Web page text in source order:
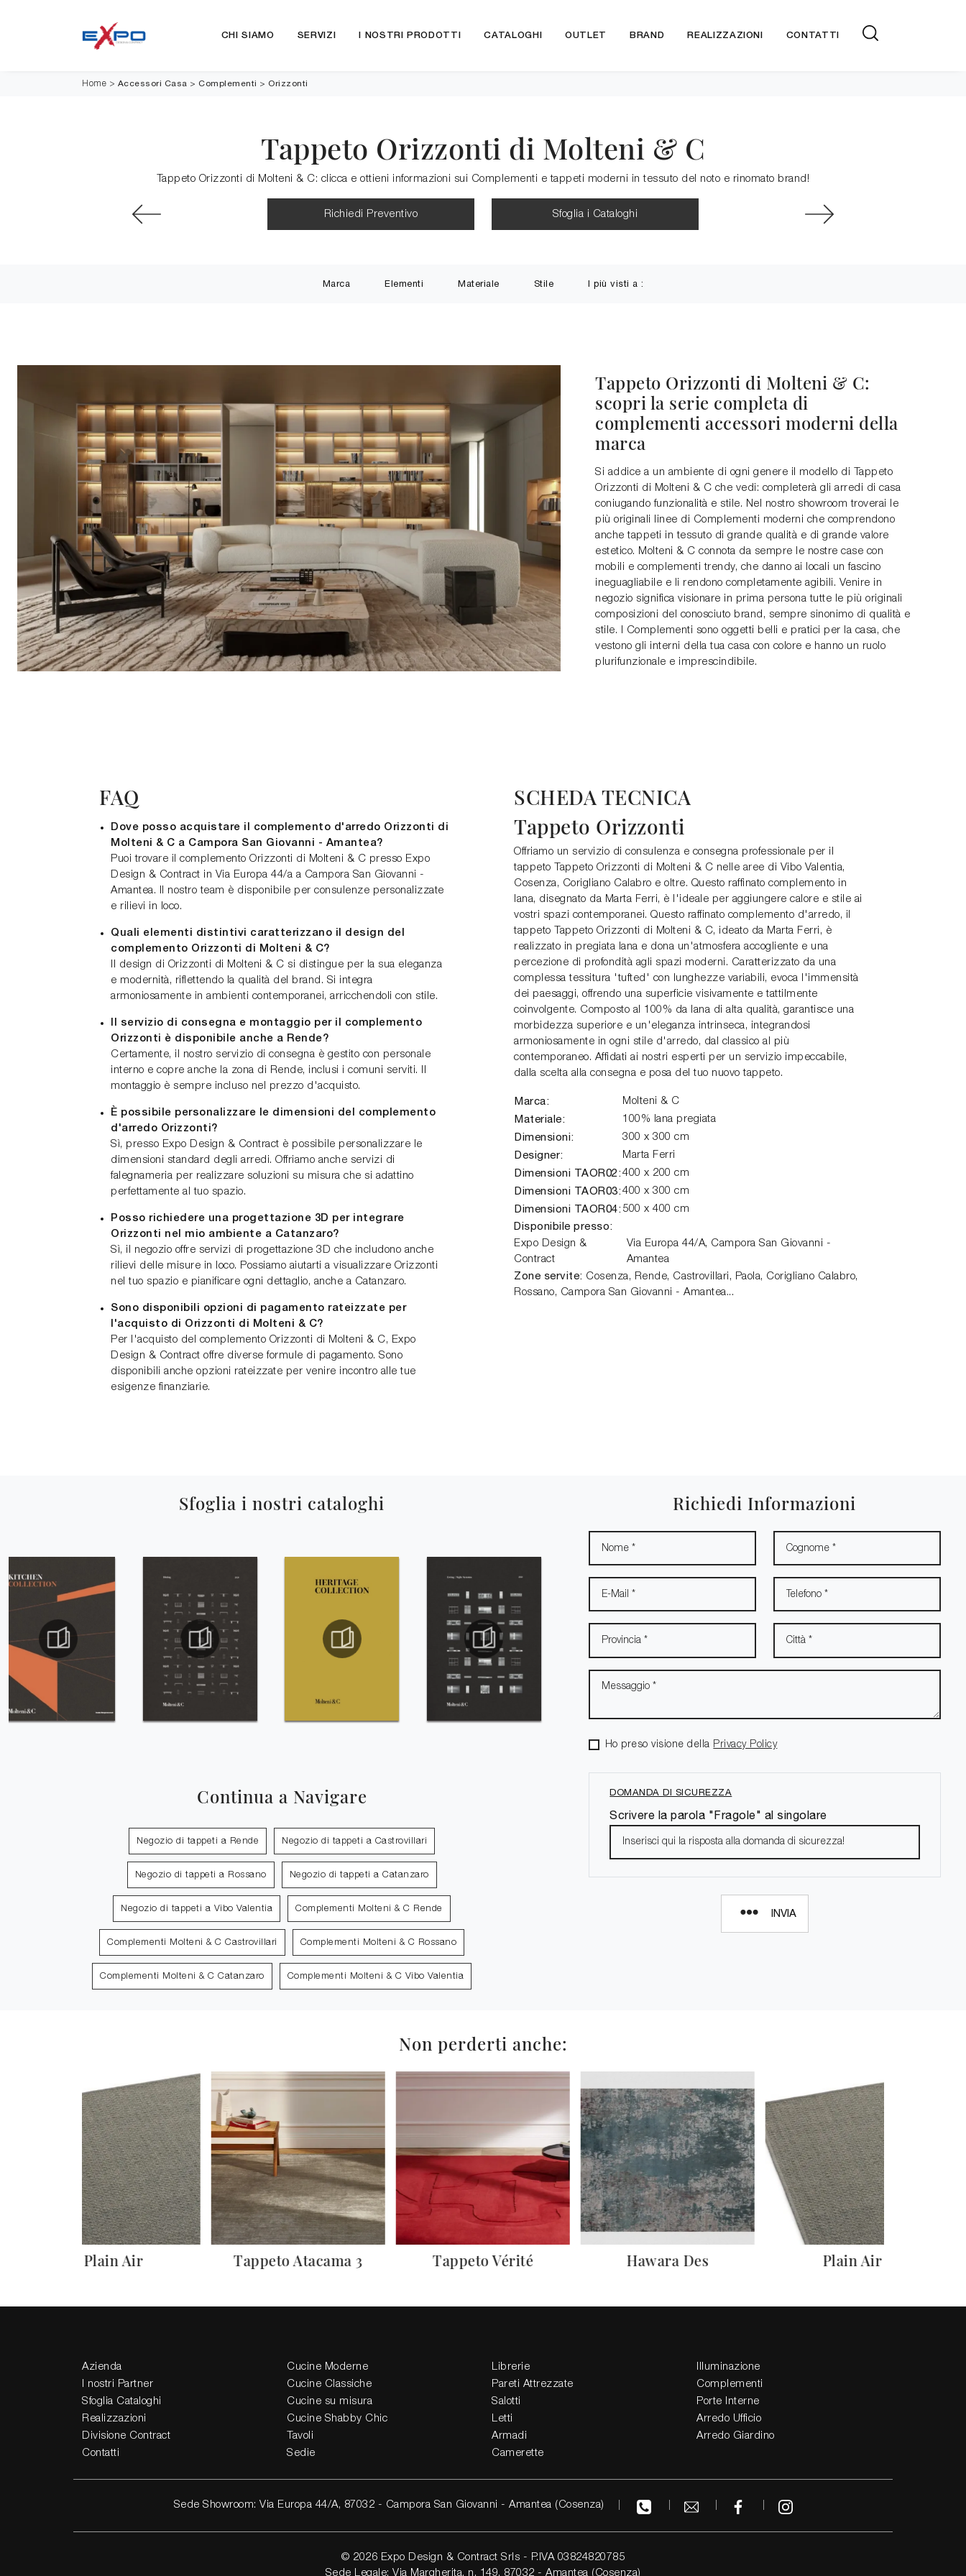
CHI SIAMO SERVIZI I NOSTRI PRODOTTI CATALOGHI OUTLET BRAND REALIZZAZIONI CONTATTI
Home > Accessori Casa > Complementi > Orizzonti
Tappeto Orizzonti di Molteni & C
Tappeto Orizzonti di Molteni & C: clicca e ottieni informazioni sui Complementi e tappeti moderni in tessuto del noto e rinomato brand!
Richiedi Preventivo Sfoglia i Cataloghi
Marca Elementi Materiale Stile I più visti a :
Tappeto Orizzonti di Molteni & C:
scopri la serie completa di
complementi accessori moderni della
marca
Si addice a un ambiente di ogni genere il modello di Tappeto
Orizzonti di Molteni & C che vedi: completerà gli arredi di casa
coniugando funzionalità e stile. Nel nostro showroom troverai le
più originali linee di Complementi moderni che comprendono
anche tappeti in tessuto di grande qualità e di grande valore
estetico. Molteni & C connota da sempre le nostre case con
mobili e complementi trendy, che danno ai locali un fascino
ineguagliabile e li rendono completamente agibili. Venire in
negozio significa visionare in prima persona tutte le più originali
composizioni del conosciuto brand, sempre sinonimo di qualità e
stile. I Complementi sono oggetti belli e pratici per la casa, che
vestono gli interni della tua casa con colore e hanno un ruolo
plurifunzionale e imprescindibile.
FAQ
Dove posso acquistare il complemento d'arredo Orizzonti di
Molteni & C a Campora San Giovanni - Amantea?
Puoi trovare il complemento Orizzonti di Molteni & C presso Expo
Design & Contract in Via Europa 44/a a Campora San Giovanni -
Amantea. Il nostro team è disponibile per consulenze personalizzate
e rilievi in loco.
Quali elementi distintivi caratterizzano il design del
complemento Orizzonti di Molteni & C?
Il design di Orizzonti di Molteni & C si distingue per la sua eleganza
e modernità, riflettendo la qualità del brand. Si integra
armoniosamente in ambienti contemporanei, arricchendoli con stile.
Il servizio di consegna e montaggio per il complemento
Orizzonti è disponibile anche a Rende?
Certamente, il nostro servizio di consegna è gestito con personale
interno e copre anche la zona di Rende, inclusi i comuni serviti. Il
montaggio è sempre incluso nel prezzo d'acquisto.
È possibile personalizzare le dimensioni del complemento
d'arredo Orizzonti?
Sì, presso Expo Design & Contract è possibile personalizzare le
dimensioni standard degli arredi. Offriamo anche servizi di
falegnameria per realizzare soluzioni su misura che si adattino
perfettamente al tuo spazio.
Posso richiedere una progettazione 3D per integrare
Orizzonti nel mio ambiente a Catanzaro?
Sì, il negozio offre servizi di progettazione 3D che includono anche
rilievi delle misure in loco. Possiamo aiutarti a visualizzare Orizzonti
nel tuo spazio e pianificare ogni dettaglio, anche a Catanzaro.
Sono disponibili opzioni di pagamento rateizzate per
l'acquisto di Orizzonti di Molteni & C?
Per l'acquisto del complemento Orizzonti di Molteni & C, Expo
Design & Contract offre diverse formule di pagamento. Sono
disponibili anche opzioni rateizzate per venire incontro alle tue
esigenze finanziarie.
SCHEDA TECNICA
Tappeto Orizzonti
Offriamo un servizio di consulenza e consegna professionale per il
tappeto Tappeto Orizzonti di Molteni & C nelle aree di Vibo Valentia,
Cosenza, Corigliano Calabro e oltre. Questo raffinato complemento in
lana, disegnato da Marta Ferri, è l'ideale per aggiungere calore e stile ai
vostri spazi contemporanei. Questo raffinato complemento d'arredo, il
tappeto Tappeto Orizzonti di Molteni & C, ideato da Marta Ferri, è
realizzato in pregiata lana e dona un'atmosfera accogliente e una
percezione di profondità agli spazi moderni. Caratterizzato da una
complessa tessitura 'tufted' con lunghezze variabili, evoca l'immensità
dei paesaggi, offrendo una superficie visivamente e tattilmente
coinvolgente. Composto al 100% da lana di alta qualità, garantisce una
morbidezza superiore e un'eleganza intrinseca, integrandosi
armoniosamente in ogni stile d'arredo, dal classico al più
contemporaneo. Affidati ai nostri esperti per un servizio impeccabile,
dalla scelta alla consegna e posa del tuo nuovo tappeto.
Marca: Molteni & C
Materiale: 100% lana pregiata
Dimensioni: 300 x 300 cm
Designer: Marta Ferri
Dimensioni TAOR02: 400 x 200 cm
Dimensioni TAOR03: 400 x 300 cm
Dimensioni TAOR04: 500 x 400 cm
Disponibile presso:
Expo Design &
Contract
Via Europa 44/A, Campora San Giovanni -
Amantea
Zone servite: Cosenza, Rende, Castrovillari, Paola, Corigliano Calabro,
Rossano, Campora San Giovanni - Amantea...
Sfoglia i nostri cataloghi
Continua a Navigare
Negozio di tappeti a Rende Negozio di tappeti a Castrovillari
Negozio di tappeti a Rossano Negozio di tappeti a Catanzaro
Negozio di tappeti a Vibo Valentia Complementi Molteni & C Rende
Complementi Molteni & C Castrovillari Complementi Molteni & C Rossano
Complementi Molteni & C Catanzaro Complementi Molteni & C Vibo Valentia
Richiedi Informazioni
Ho preso visione della Privacy Policy
DOMANDA DI SICUREZZA
Scrivere la parola "Fragole" al singolare
INVIA
Non perderti anche:
Plain Air Tappeto Atacama 3 Tappeto Vérité Hawara Des Plain Air
Azienda
I nostri Partner
Sfoglia Cataloghi
Realizzazioni
Divisione Contract
Contatti
Cucine Moderne
Cucine Classiche
Cucine su misura
Cucine Shabby Chic
Tavoli
Sedie
Librerie
Pareti Attrezzate
Salotti
Letti
Armadi
Camerette
Illuminazione
Complementi
Porte Interne
Arredo Ufficio
Arredo Giardino
Sede Showroom: Via Europa 44/A, 87032 - Campora San Giovanni - Amantea (Cosenza)
© 2026 Expo Design & Contract Srls - P.IVA 03824820785
Sede Legale: Via Margherita, n. 149, 87032 - Amantea (Cosenza)